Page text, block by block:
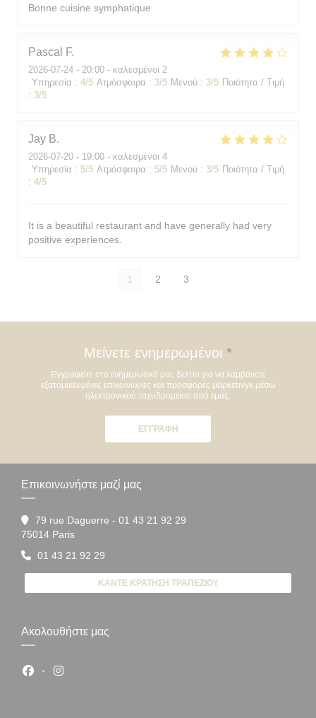
Bonne cuisine symphatique
Pascal F
2026-07-24 - 20:00 - καλεσμένοι 2
Υπηρεσία : 4/5 Ατμόσφαιρα : 3/5 Μενού : 3/5 Ποιότητα / Τιμή
: 3/5
Jay B
2026-07-20 - 19:00 - καλεσμένοι 4
Υπηρεσία : 5/5 Ατμόσφαιρα : 5/5 Μενού : 3/5 Ποιότητα / Τιμή
: 4/5
It is a beautiful restaurant and have generally had very
positive experiences.
1 2 3
Μείνετε ενημερωμένοι *
Εγγραφείτε στο ενημερωτικό μας δελτίο για να λαμβάνετε
εξατομικευμένες επικοινωνίες και προσφορές μάρκετινγκ μέσω
ηλεκτρονικού ταχυδρομείου από εμάς.
ΕΓΓΡΑΦΉ
Επικοινωνήστε μαζί μας
79 rue Daguerre - 01 43 21 92 29
75014 Paris((ανοίγει σε νέο παράθυρο))
01 43 21 92 29
ΚΆΝΤΕ ΚΡΆΤΗΣΗ ΤΡΑΠΕΖΙΟΎ
Ακολουθήστε μας
Facebook ((ανοίγει σε νέο παράθυρο))
Instagram ((ανοίγει σε νέο παράθυρο))